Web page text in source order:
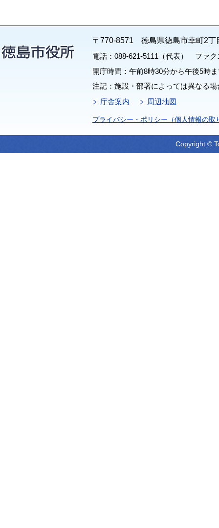
〒770-8571 徳島県徳島市幸町2丁
電話：088-621-5111（代表） ファク
開庁時間：午前8時30分から午後5時
注記：施設・部署によっては異なる
庁舎案内
周辺地図
プライバシー・ポリシー（個人情報の取
Copyright ©